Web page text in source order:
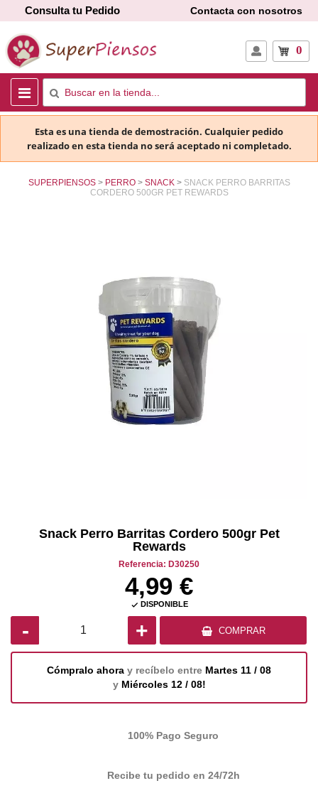
Consulta tu Pedido Contacta con nosotros
0
Esta es una tienda de demostración. Cualquier pedido
realizado en esta tienda no será aceptado ni completado.
SUPERPIENSOS PERRO SNACK
SNACK PERRO BARRITAS
CORDERO 500GR PET REWARDS
Snack Perro Barritas Cordero 500gr Pet
Rewards
Referencia: D30250
4,99 €
 DISPONIBLE
- + COMPRAR
Cómpralo ahora y recíbelo entre Martes 11 / 08
y Miércoles 12 / 08!
100% Pago Seguro
Recibe tu pedido en 24/72h